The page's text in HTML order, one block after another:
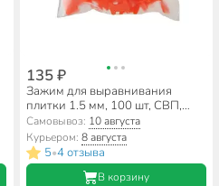
135 ₽
Зажим для выравнивания
плитки 1.5 мм, 100 шт, СВП,
Prime, 00-00002084
Самовывоз: 10 августа
Курьером: 8 августа
5•4 отзыва
В корзину